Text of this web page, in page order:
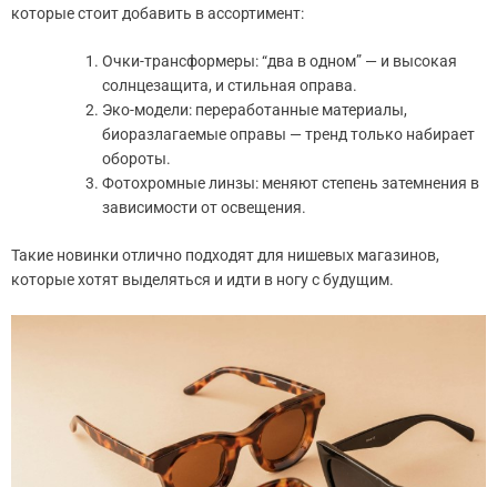
которые стоит добавить в ассортимент:
Очки-трансформеры: “два в одном” — и высокая
солнцезащита, и стильная оправа.
Эко-модели: переработанные материалы,
биоразлагаемые оправы — тренд только набирает
обороты.
Фотохромные линзы: меняют степень затемнения в
зависимости от освещения.
Такие новинки отлично подходят для нишевых магазинов,
которые хотят выделяться и идти в ногу с будущим.